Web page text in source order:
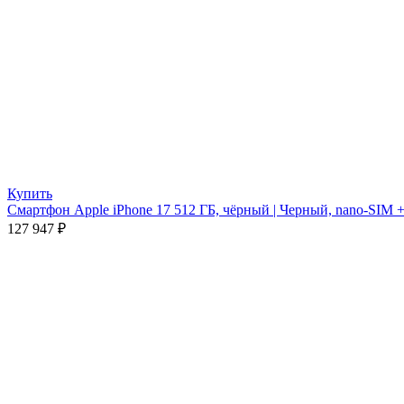
Купить
Смартфон Apple iPhone 17 512 ГБ, чёрный | Черный, nano-SIM
127 947 ₽